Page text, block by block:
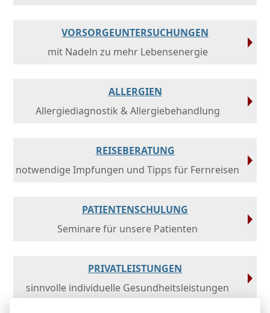
VORSORGEUNTERSUCHUNGEN
mit Nadeln zu mehr Lebensenergie
ALLERGIEN
Allergiediagnostik & Allergiebehandlung
REISEBERATUNG
notwendige Impfungen und Tipps für Fernreisen
PATIENTENSCHULUNG
Seminare für unsere Patienten
PRIVATLEISTUNGEN
sinnvolle individuelle Gesundheitsleistungen